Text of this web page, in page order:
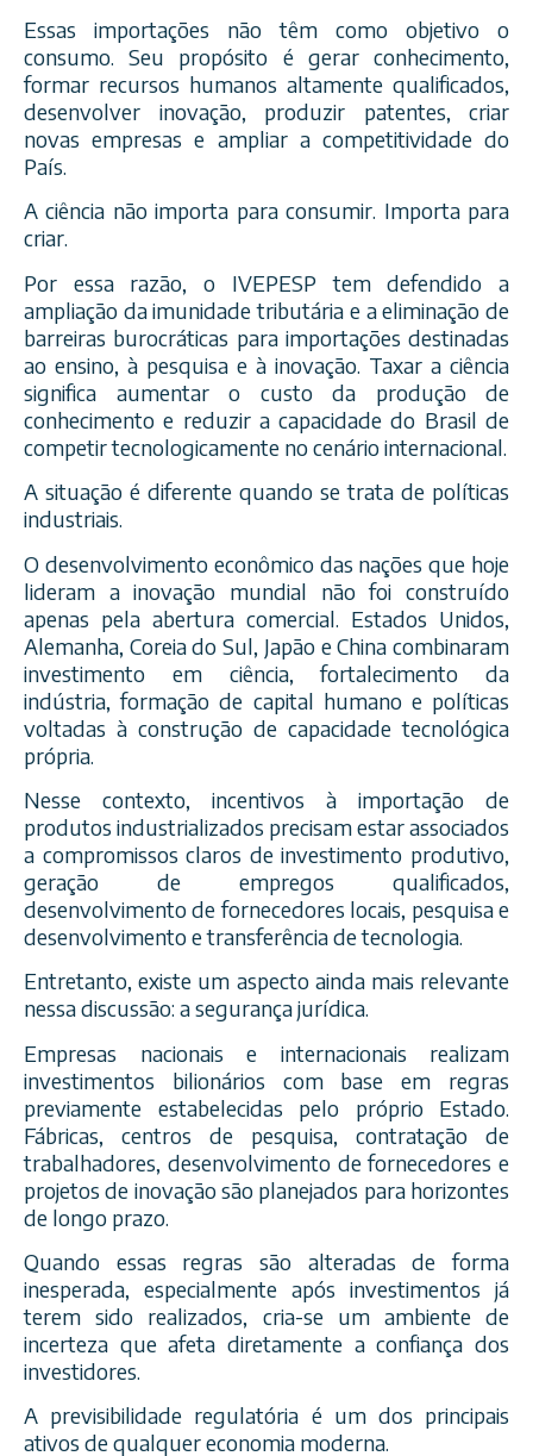
Essas importações não têm como objetivo o
consumo. Seu propósito é gerar conhecimento,
formar recursos humanos altamente qualificados,
desenvolver inovação, produzir patentes, criar
novas empresas e ampliar a competitividade do
País.
A ciência não importa para consumir. Importa para
criar.
Por essa razão, o IVEPESP tem defendido a
ampliação da imunidade tributária e a eliminação de
barreiras burocráticas para importações destinadas
ao ensino, à pesquisa e à inovação. Taxar a ciência
significa aumentar o custo da produção de
conhecimento e reduzir a capacidade do Brasil de
competir tecnologicamente no cenário internacional.
A situação é diferente quando se trata de políticas
industriais.
O desenvolvimento econômico das nações que hoje
lideram a inovação mundial não foi construído
apenas pela abertura comercial. Estados Unidos,
Alemanha, Coreia do Sul, Japão e China combinaram
investimento em ciência, fortalecimento da
indústria, formação de capital humano e políticas
voltadas à construção de capacidade tecnológica
própria.
Nesse contexto, incentivos à importação de
produtos industrializados precisam estar associados
a compromissos claros de investimento produtivo,
geração de empregos qualificados,
desenvolvimento de fornecedores locais, pesquisa e
desenvolvimento e transferência de tecnologia.
Entretanto, existe um aspecto ainda mais relevante
nessa discussão: a segurança jurídica.
Empresas nacionais e internacionais realizam
investimentos bilionários com base em regras
previamente estabelecidas pelo próprio Estado.
Fábricas, centros de pesquisa, contratação de
trabalhadores, desenvolvimento de fornecedores e
projetos de inovação são planejados para horizontes
de longo prazo.
Quando essas regras são alteradas de forma
inesperada, especialmente após investimentos já
terem sido realizados, cria-se um ambiente de
incerteza que afeta diretamente a confiança dos
investidores.
A previsibilidade regulatória é um dos principais
ativos de qualquer economia moderna.